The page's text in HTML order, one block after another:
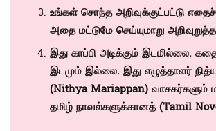
உங்கள் சொந்த அறிவுக்குட்பட்டு
அதை மட்டுமே செய்யுமாறு
இது காப்பி அடிக்கும் இடமில்லை.
இடமும் இல்லை. இது எழுத்தாளர்
(Nithya Mariappan)வாசகர்களும்
தமிழ் நாவல்களுக்கானத் (Tamil